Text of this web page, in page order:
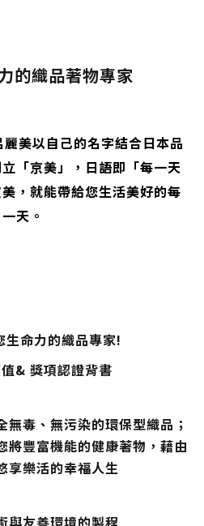
的織品著物專家
美以自己的名字結合日本品
「京美」，日語即「每一天
，就能帶給您生活美好的每
一天。
生命力的織品專家!
& 獎項認證背書
毒、無污染的環保型織品；
將豐富機能的健康著物，藉由
享樂活的幸福人生